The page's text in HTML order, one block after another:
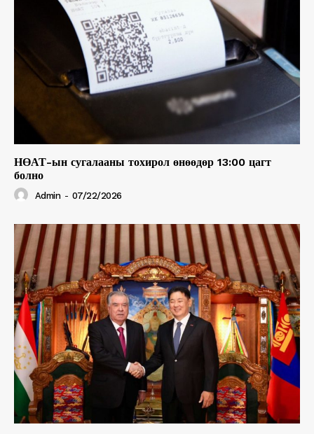
НӨАТ-ын сугалааны тохирол өнөөдөр 13:00 цагт
болно
Admin - 07/22/2026